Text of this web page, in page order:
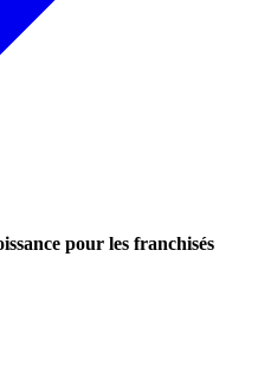
pour les franchisés